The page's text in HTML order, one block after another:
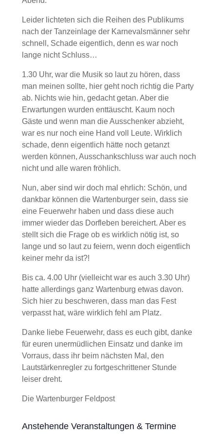
Leider lichteten sich die Reihen des Publikums
nach der Tanzeinlage der Karnevalsmänner sehr
schnell, Schade eigentlich, denn es war noch
lange nicht Schluss…
1.30 Uhr, war die Musik so laut zu hören, dass
man meinen sollte, hier geht noch richtig die Party
ab. Nichts wie hin, gedacht getan. Aber die
Erwartungen wurden enttäuscht. Kaum noch
Gäste und wenn man die Ausschenker abzieht,
war es nur noch eine Hand voll Leute. Wirklich
schade, denn eigentlich hätte noch getanzt
werden können, Ausschankschluss war auch noch
nicht und alle waren fröhlich.
Nun, aber sind wir doch mal ehrlich: Schön, und
dankbar können die Wartenburger sein, dass sie
eine Feuerwehr haben und dass diese auch
immer wieder das Dorfleben bereichert. Aber es
stellt sich die Frage ob es wirklich nötig ist, so
lange und so laut zu feiern, wenn doch eigentlich
keiner mehr da ist?!
Bis ca. 4.00 Uhr (vielleicht war es auch 3.30 Uhr)
hatte allerdings ganz Wartenburg etwas davon.
Sich hier zu beschweren, dass man das Fest
verpasst hat, wäre wirklich fehl am Platz.
Danke liebe Feuerwehr, dass es euch gibt, danke
für euren unermüdlichen Einsatz und danke im
Vorraus, dass ihr beim nächsten Mal, den
Lautstärkenregler zu fortgeschrittener Stunde
leiser dreht.
Die Wartenburger Feldpost
Anstehende Veranstaltungen & Termine